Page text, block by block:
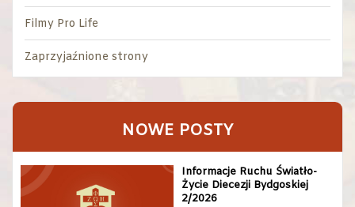
Filmy Pro Life
Zaprzyjaźnione strony
NOWE POSTY
Informacje Ruchu Światło-
Życie Diecezji Bydgoskiej
2/2026